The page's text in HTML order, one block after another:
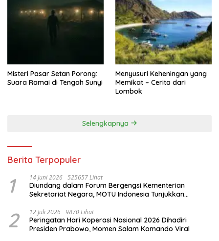
Misteri Pasar Setan Porong:
Suara Ramai di Tengah Sunyi
Menyusuri Keheningan yang
Memikat – Cerita dari
Lombok
Selengkapnya
Berita Terpopuler
1 14 Juni 2026 525657 Lihat
Diundang dalam Forum Bergengsi Kementerian
Sekretariat Negara, MOTU Indonesia Tunjukkan
2 12 Juli 2026 9870 Lihat
Peringatan Hari Koperasi Nasional 2026 Dihadiri
Presiden Prabowo, Momen Salam Komando Viral